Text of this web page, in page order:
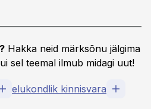
Hakka neid märksõnu jälgima
sel teemal ilmub midagi uut!
elukondlik kinnisvara